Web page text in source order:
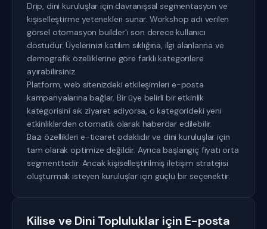
Drip, dini kuruluşlar için davranışsal segmentasyon ve
kişiselleştirme yetenekleri sunar. Workshop adı verilen
görsel otomasyon builder'ı son derece kullanıcı
dostudur. Üyelerinizi katılım sıklığına, ilgi alanlarına ve
demografik özelliklerine göre farklı kategorilere
ayırabilirsiniz.
Platform, web sitenizdeki etkileşimleri e-posta
kampanyalarına bağlar. Bir üye belirli bir etkinlik
kategorisini sık ziyaret ediyorsa, o kategorideki yeni
etkinliklerden otomatik olarak haberdar edilebilir.
Bazı özellikleri e-ticaret odaklıdır ve dini kuruluşlar için
tam olarak optimize değildir. Ayrıca başlangıç fiyatı orta
segmenttedir. Ancak kişiselleştirilmiş iletişim stratejisi
oluşturmak isteyen kuruluşlar için güçlü bir seçenektir.
Kilise ve Dini Topluluklar için E-posta